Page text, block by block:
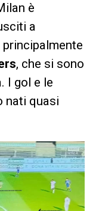
è
a
, che si sono
I gol e le
nati quasi